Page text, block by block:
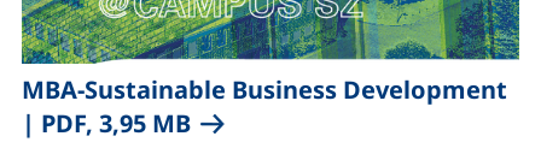
MBA-Sustainable Business Development
| PDF, 3,95 MB(öffnet neues Fenster),